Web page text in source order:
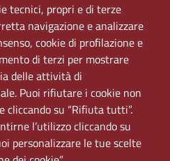
tecnici, propri e di terze
navigazione e analizzare
cookie di profilazione e
di terzi per mostrare
delle attività di
Puoi rifiutare i cookie non
cliccando su “Rifiuta tutti”.
l’utilizzo cliccando su
personalizzare le tue scelte